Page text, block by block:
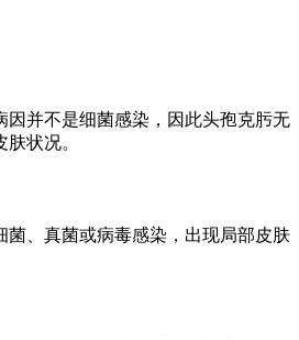
并不是细菌感染，因此头孢克肟无
状况。
、真菌或病毒感染，出现局部皮肤